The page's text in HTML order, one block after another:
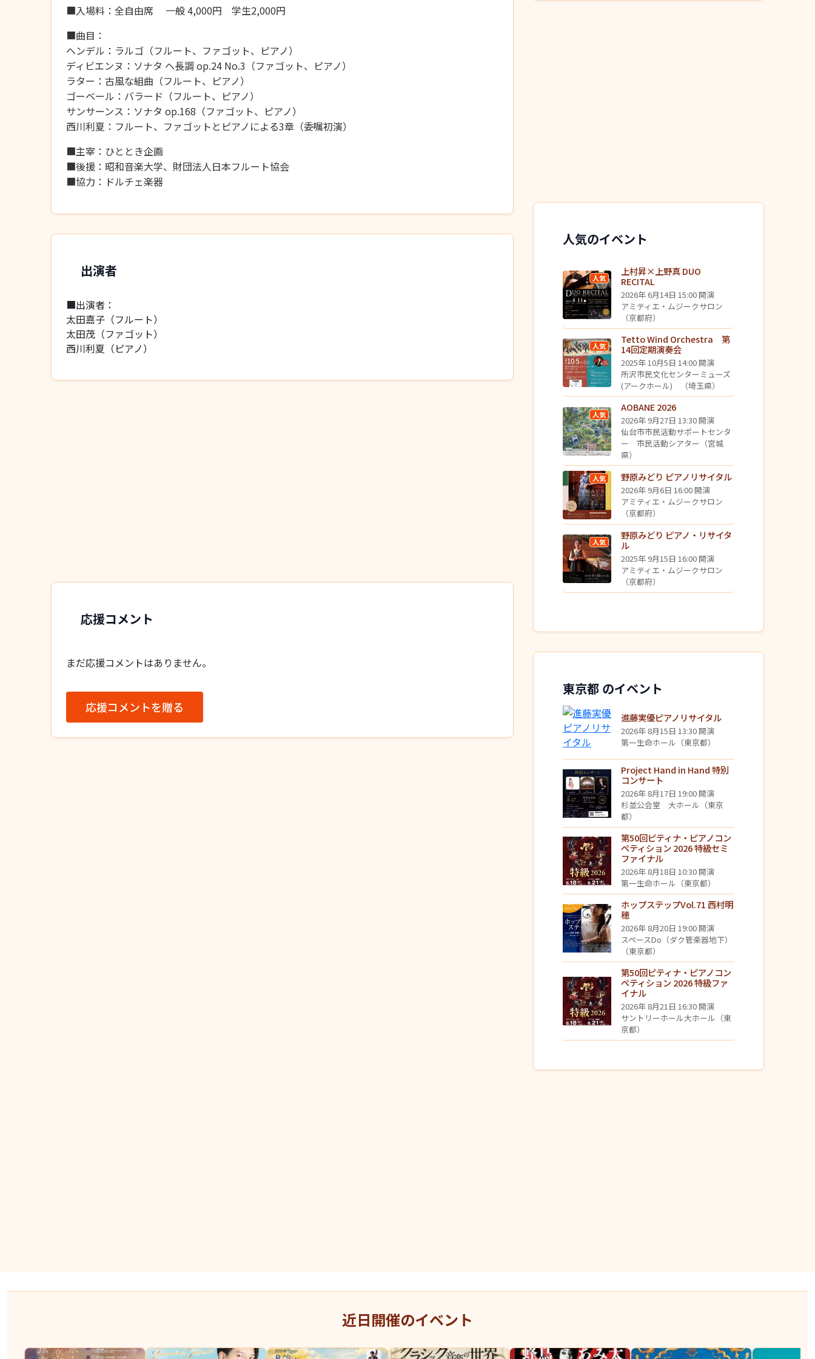
■入場料：全自由席 一般 4,000円 学生2,000円
■曲目：
ヘンデル：ラルゴ（フルート、ファゴット、ピアノ）
ディビエンヌ：ソナタ ヘ長調 op.24 No.3（ファゴット、ピアノ）
ラター：古風な組曲（フルート、ピアノ）
ゴーベール：バラード（フルート、ピアノ）
サンサーンス：ソナタ op.168（ファゴット、ピアノ）
西川利夏：フルート、ファゴットとピアノによる3章（委嘱初演）
■主宰：ひととき企画
■後援：昭和音楽大学、財団法人日本フルート協会
■協力：ドルチェ楽器
出演者
■出演者：
太田嘉子（フルート）
太田茂（ファゴット）
西川利夏（ピアノ）
応援コメント
まだ応援コメントはありません。
応援コメントを贈る
人気のイベント
人気
上村昇×上野真 DUO
RECITAL
2026年 6月14日 15:00 開演
アミティエ・ムジークサロン
（京都府）
人気
Tetto Wind Orchestra 第
14回定期演奏会
2025年 10月5日 14:00 開演
所沢市民文化センターミューズ
(アークホール) （埼玉県）
人気
AOBANE 2026
2026年 9月27日 13:30 開演
仙台市市民活動サポートセンタ
ー 市民活動シアター（宮城
県）
人気 野原みどり ピアノリサイタル
2026年 9月6日 16:00 開演
アミティエ・ムジークサロン
（京都府）
人気
野原みどり ピアノ・リサイタ
ル
2025年 9月15日 16:00 開演
アミティエ・ムジークサロン
（京都府）
東京都 のイベント
進藤実優ピアノリサイタル
2026年 8月15日 13:30 開演
第一生命ホール（東京都）
Project Hand in Hand 特別
コンサート
2026年 8月17日 19:00 開演
杉並公会堂 大ホール（東京
都）
第50回ピティナ・ピアノコン
ペティション 2026 特級セミ
ファイナル
2026年 8月18日 10:30 開演
第一生命ホール（東京都）
ホップステップVol.71 西村明
穂
2026年 8月20日 19:00 開演
スペースDo（ダク管楽器地下）
（東京都）
第50回ピティナ・ピアノコン
ペティション 2026 特級ファ
イナル
2026年 8月21日 16:30 開演
サントリーホール大ホール（東
京都）
近日開催のイベント